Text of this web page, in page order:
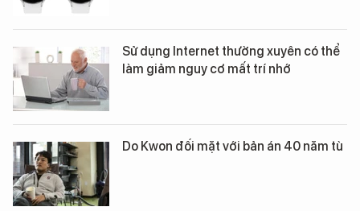
Sử dụng Internet thường xuyên có thể
làm giảm nguy cơ mất trí nhớ
Do Kwon đối mặt với bản án 40 năm tù